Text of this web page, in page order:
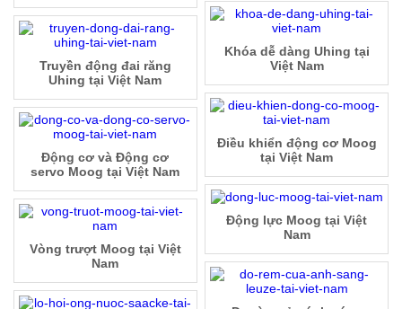
Khóa dễ dàng Uhing tại
Việt Nam
Truyền động đai răng
Uhing tại Việt Nam
Điều khiển động cơ Moog
tại Việt Nam
Động cơ và Động cơ
servo Moog tại Việt Nam
Động lực Moog tại Việt
Nam
Vòng trượt Moog tại Việt
Nam